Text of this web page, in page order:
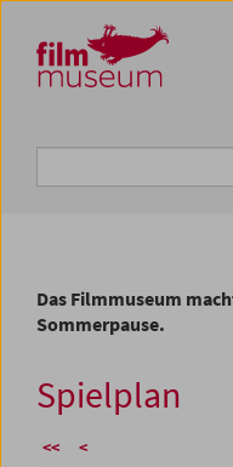
Zum Inhalt
Zum Hauptmenü
Zur Servicenavigation
Zum Suche
Das Filmmuseum
Sommerpause.
Spielplan
<< <